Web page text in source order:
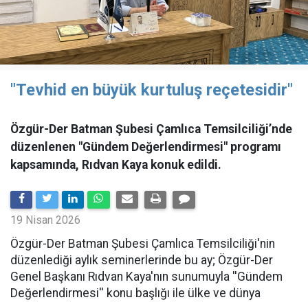
"Tevhid en büyük kurtuluş reçetesidir"
Özgür-Der Batman Şubesi Çamlıca Temsilciliği’nde
düzenlenen "Gündem Değerlendirmesi" programı
kapsamında, Rıdvan Kaya konuk edildi.
19 Nisan 2026
​Özgür-Der Batman Şubesi Çamlıca Temsilciliği'nin
düzenlediği aylık seminerlerinde bu ay; Özgür-Der
Genel Başkanı Rıdvan Kaya'nın sunumuyla ''Gündem
Değerlendirmesi'' konu başlığı ile ülke ve dünya